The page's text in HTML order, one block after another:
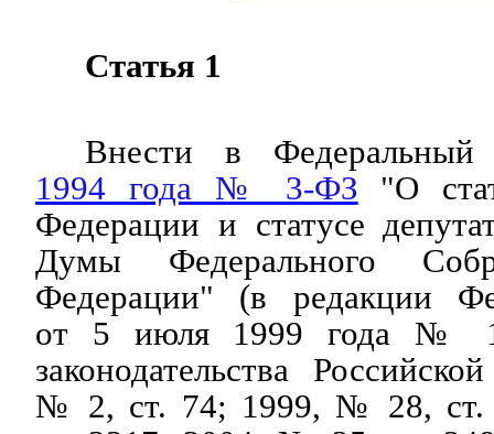
Статья 1
Внести в
1994 года № 3-ФЗ "О
Федерации и статусе
Думы Федерального
Федерации" (в редакции
от 5 июля 1999 года №
законодательства
№ 2, ст. 74; 1999, № 28,